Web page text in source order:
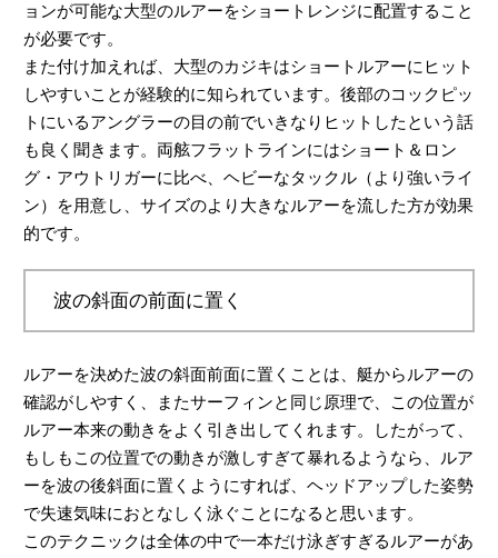
ョンが可能な大型のルアーをショートレンジに配置すること
が必要です。
また付け加えれば、大型のカジキはショートルアーにヒット
しやすいことが経験的に知られています。後部のコックピッ
トにいるアングラーの目の前でいきなりヒットしたという話
も良く聞きます。両舷フラットラインにはショート＆ロン
グ・アウトリガーに比べ、ヘビーなタックル（より強いライ
ン）を用意し、サイズのより大きなルアーを流した方が効果
的です。
波の斜面の前面に置く
ルアーを決めた波の斜面前面に置くことは、艇からルアーの
確認がしやすく、またサーフィンと同じ原理で、この位置が
ルアー本来の動きをよく引き出してくれます。したがって、
もしもこの位置での動きが激しすぎて暴れるようなら、ルア
ーを波の後斜面に置くようにすれば、ヘッドアップした姿勢
で失速気味におとなしく泳ぐことになると思います。
このテクニックは全体の中で一本だけ泳ぎすぎるルアーがあ